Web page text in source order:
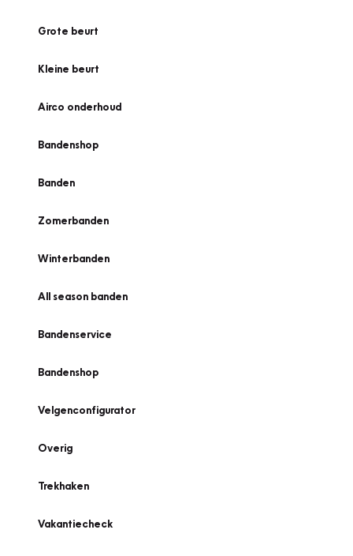
Grote beurt
Kleine beurt
Airco onderhoud
Bandenshop
Banden
Zomerbanden
Winterbanden
All season banden
Bandenservice
Bandenshop
Velgenconfigurator
Overig
Trekhaken
Vakantiecheck